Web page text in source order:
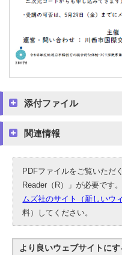
添付ファイル
関連情報
PDFファイルをご覧いただ
Reader（R）」が必要です
ムズ社のサイト（新しいウ
料）してください。
より良いウェブサイトに